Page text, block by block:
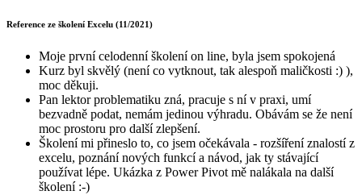
Reference ze školení Excelu (11/2021)
Moje první celodenní školení on line, byla jsem spokojená
Kurz byl skvělý (není co vytknout, tak alespoň maličkosti :) ),
moc děkuji.
Pan lektor problematiku zná, pracuje s ní v praxi, umí
bezvadně podat, nemám jedinou výhradu. Obávám se že není
moc prostoru pro další zlepšení.
Školení mi přineslo to, co jsem očekávala - rozšíření znalostí z
excelu, poznání nových funkcí a návod, jak ty stávající
používat lépe. Ukázka z Power Pivot mě nalákala na další
školení :-)